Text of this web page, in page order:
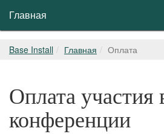
Главная
Base Install Главная Оплата
Оплата участия
конференции